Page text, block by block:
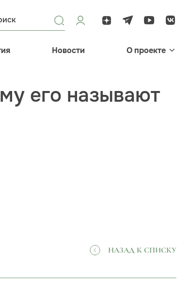
Новости О проекте
его называют
НАЗАД К СПИСКУ